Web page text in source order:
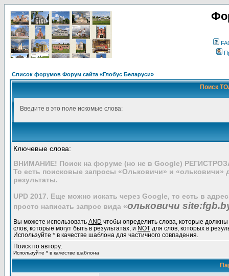
Список форумов Форум сайта «Глобус Беларуси»
Поиск
Введите в это поле искомые слова:
Ключевые слова:
ВНИМАНИЕ! Поиск на форуме (но не в Google)
То есть поисковые запросы «Ольковичи» и «ольковичи»
результаты.
UPD 2017. Еще можно искать через Google, то есть в
просто написать запрос вида «ольковичи
Вы можете использовать AND чтобы определить слова, которые должны
слов, которые могут быть в результатах, и NOT для слов, которых в
Используйте * в качестве шаблона для частичного совпадения.
Поиск по автору:
Используйте * в качестве шаблона